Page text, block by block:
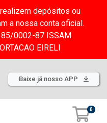
realizem depósitos ou
a nossa conta oficial.
0002-87 ISSAM
EIRELI
Baixe já nosso APP
0